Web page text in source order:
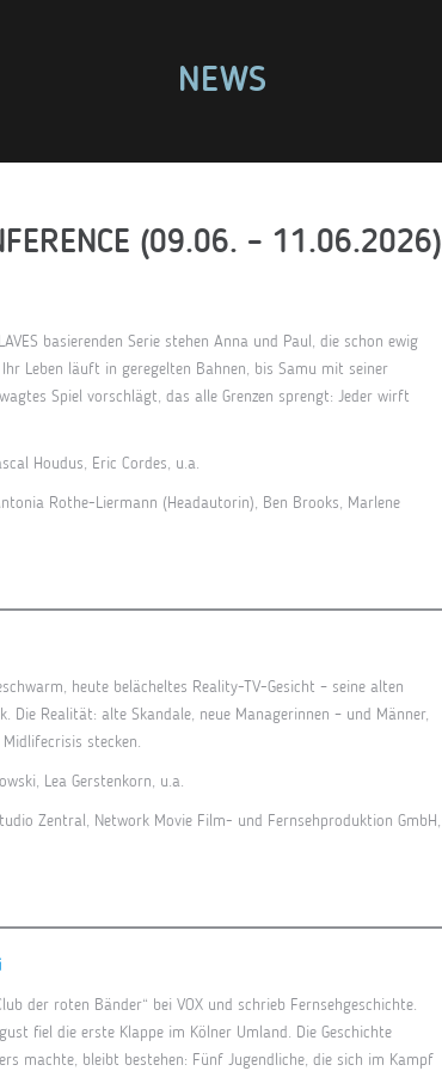
NEWS
(09.06. – 11.06.2026)
basierenden Serie stehen Anna und Paul, die schon ewig
Leben läuft in geregelten Bahnen, bis Samu mit seiner
Spiel vorschlägt, das alle Grenzen sprengt: Jeder wirft
Houdus, Eric Cordes, u.a.
Rothe-Liermann (Headautorin), Ben Brooks, Marlene
heute belächeltes Reality-TV-Gesicht – seine alten
Die Realität: alte Skandale, neue Managerinnen – und Männer,
stecken.
Lea Gerstenkorn, u.a.
Zentral, Network Movie Film- und Fernsehproduktion GmbH,
der roten Bänder“ bei VOX und schrieb Fernsehgeschichte.
fiel die erste Klappe im Kölner Umland. Die Geschichte
machte, bleibt bestehen: Fünf Jugendliche, die sich im Kampf